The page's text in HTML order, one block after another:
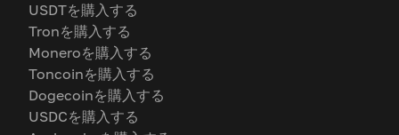
USDTを購入する
Tronを購入する
Moneroを購入する
Toncoinを購入する
Dogecoinを購入する
USDCを購入する